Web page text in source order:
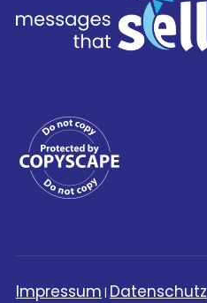
Impressum | Datenschutz